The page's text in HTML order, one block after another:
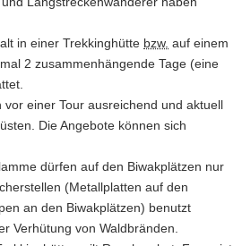
in einer Trekkinghütte bzw. auf einem
2 zusammenhängende Tage (eine
vor einer Tour ausreichend und aktuell
Die Angebote können sich
dürfen auf den Biwakplätzen nur
(Metallplatten auf den
an den Biwakplätzen) benutzt
Verhütung von Waldbränden.